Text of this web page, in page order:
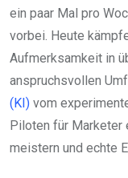
ein paar Mal pro
vorbei. Heute
Aufmerksamkeit in
anspruchsvollen
(KI) vom
Piloten für
meistern und echte